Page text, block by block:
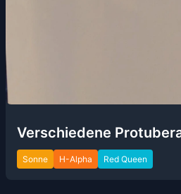
Verschiedene
Sonne H-Alpha Red Queen